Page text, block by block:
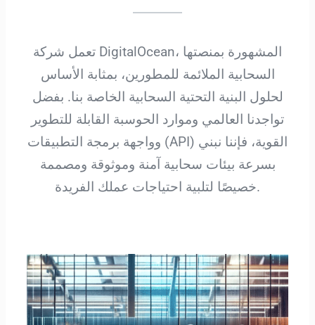
تعمل شركة DigitalOcean، المشهورة بمنصتها
السحابية الملائمة للمطورين، بمثابة الأساس
لحلول البنية التحتية السحابية الخاصة بنا. بفضل
تواجدنا العالمي وموارد الحوسبة القابلة للتطوير
وواجهة برمجة التطبيقات (API) القوية، فإننا نبني
بسرعة بيئات سحابية آمنة وموثوقة ومصممة
خصيصًا لتلبية احتياجات عملك الفريدة.